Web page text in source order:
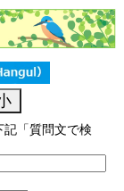
「質問文で検